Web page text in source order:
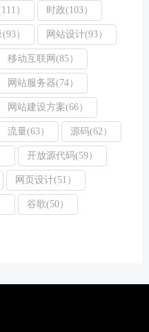
） 时政(103）
） 网站设计(93）
移动互联网(85）
网站服务器(74）
网站建设方案(66）
流量(63） 源码(62）
开放源代码(59）
网页设计(51）
谷歌(50）